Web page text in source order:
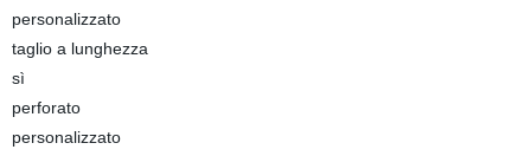
personalizzato
taglio a lunghezza
sì
perforato
personalizzato